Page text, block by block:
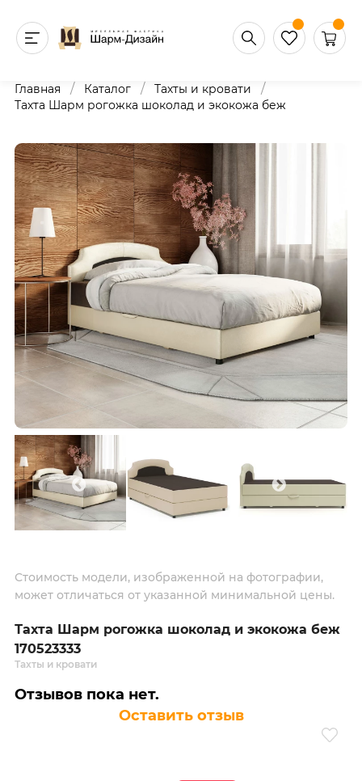
Главная / Каталог / Тахты и кровати /
Тахта Шарм рогожка шоколад и экокожа беж
Стоимость модели, изображенной на фотографии,
может отличаться от указанной минимальной цены.
Тахта Шарм рогожка шоколад и экокожа беж
170523333
Тахты и кровати
Отзывов пока нет.
Оставить отзыв